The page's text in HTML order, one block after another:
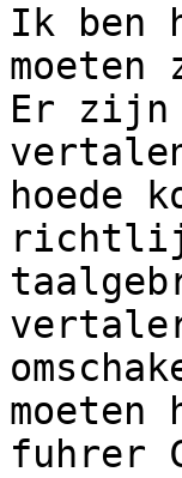
Ik ben
Er zijn
hoede
moeten
fuhrer